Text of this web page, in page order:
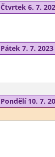
Čtvrtek 6. 7.
Pátek 7. 7.
Pondělí 10. 7.